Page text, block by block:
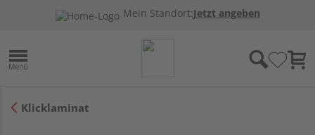
Mein Standort:Jetzt angeben
Klicklaminat